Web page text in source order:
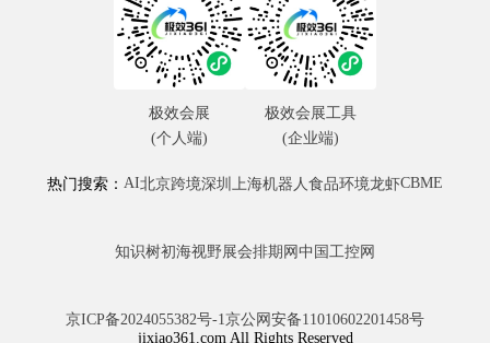
热门搜索： AI北京跨境深圳 上海机器人食品环境龙虾CBME
知识树初海视野展会排期网 中国工控网
京ICP备2024055382号-1京公网安备11010602201458号
jixiao361.com All Rights Reserved
极效会展
(个人端)
极效会展工具
(企业端)